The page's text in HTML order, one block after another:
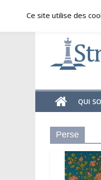
content
samedi, août
Expertise
Analyses
QUI
Perse
Ce site utilise des